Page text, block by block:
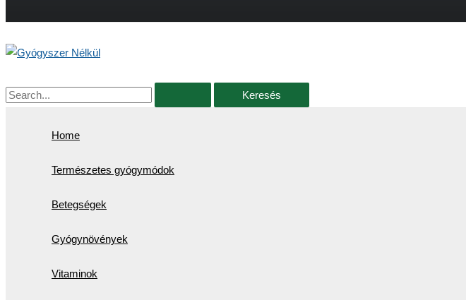
Search
Home
Természetes gyógymódok
Betegségek
Gyógynövények
Vitaminok